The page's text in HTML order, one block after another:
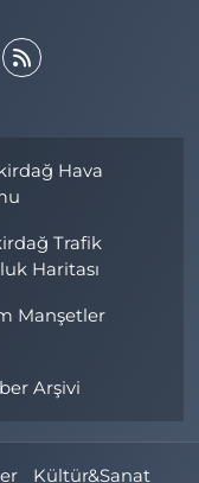
Hava
Trafik
Haritası
Manşetler
Arşivi
Kültür&Sanat